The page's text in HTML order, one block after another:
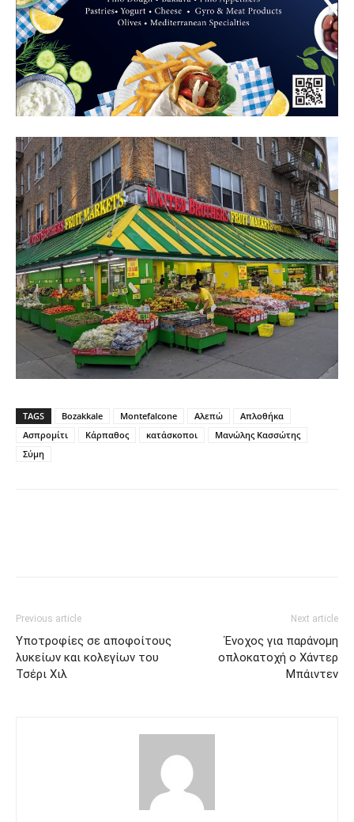
TAGS Bozakkale Montefalcone Αλεπώ
Απλοθήκα
Ασπρομίτι
Κάρπαθος κατάσκοποι
Μανώλης Κασσώτης
Σύμη
Previous article
Υποτροφίες σε αποφοίτους
λυκείων και κολεγίων του
Τσέρι Χιλ
Next article
Ένοχος για παράνομη
οπλοκατοχή ο Χάντερ
Μπάιντεν